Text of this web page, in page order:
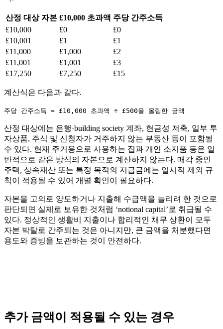
산정 대상 자본 £10,000 초과액 주당 간주소득
£10,000
£0
£0
£10,001
£1
£1
£11,000
£1,000
£2
£11,001
£1,001
£3
£17,250
£7,250 £15
계산식은 다음과 같다.
주당 간주소득 = £10,000 초과액 ÷ £500을 올림한 금액
산정 대상에는 은행·building society 계좌, 현금성 저축, 일부 투
자상품, 주식 및 신청자가 거주하지 않는 부동산 등이 포함될
수 있다. 현재 주거용으로 사용하는 집과 개인 소지품 등은 일
반적으로 같은 방식의 자본으로 계산하지 않는다. 매각 중인
주택, 상속재산 또는 특정 목적의 지급금에는 일시적 제외 규
칙이 적용될 수 있어 개별 확인이 필요하다.
자본을 고의로 양도하거나 지출해 수급액을 늘리려 한 것으로
판단되면 실제로 보유한 것처럼 ‘notional capital’로 취급될 수
있다. 정상적인 생활비 지출이나 합리적인 채무 상환이 모두
자본 박탈로 간주되는 것은 아니지만, 큰 금액을 처분했다면
용도와 증빙을 보관하는 것이 안전하다.
추가 금액이 적용될 수 있는 경우